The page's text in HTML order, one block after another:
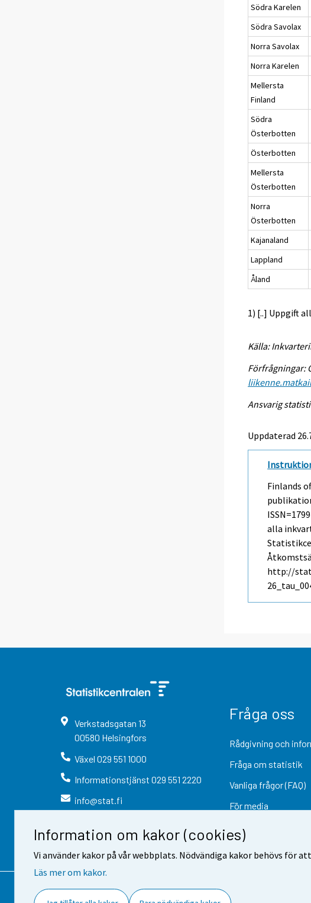
Information om kakor (cookies)
Vi använder kakor på vår webbplats. Nödvändiga kakor behövs för
Läs mer om kakor.
Södra Karelen
Södra Savolax
Norra Savolax
Norra Karelen
Mellersta
Finland
Södra
Österbotten
Österbotten
Mellersta
Österbotten
Norra
Österbotten
Kajanaland
Lappland
Åland
1) [..] Uppgift
Källa:
Förfrågningar:
Ansvarig
Uppdaterad
Finlands
alla
http://
Verkstadsgatan 13
00580 Helsingfors
Växel 029 551 1000
Informationstjänst 029 551 2220
info@stat.fi
Fråga oss
Rådgivning och
Fråga om statistik
Vanliga frågor (FAQ)
För media
Kontaktinformation Respons